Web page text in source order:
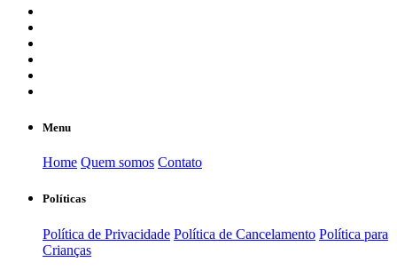
Menu
Home Quem somos Contato
Políticas
Política de Privacidade Política de Cancelamento Política para
Crianças